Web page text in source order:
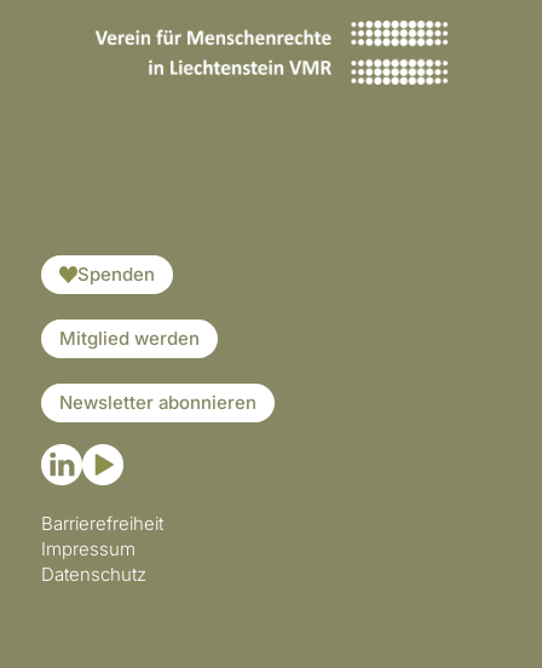
Spenden
Mitglied werden
Newsletter abonnieren
Barrierefreiheit
Impressum
Datenschutz